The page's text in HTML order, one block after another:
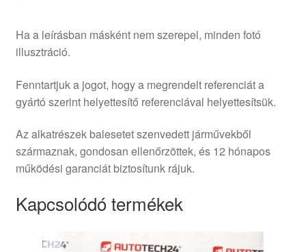
Ha a leírásban másként nem szerepel, minden fotó
illusztráció.
Fenntartjuk a jogot, hogy a megrendelt referenciát a
gyártó szerint helyettesítő referenciával helyettesítsük.
Az alkatrészek balesetet szenvedett járművekből
származnak, gondosan ellenőrzöttek, és 12 hónapos
működési garanciát biztosítunk rájuk.
Kapcsolódó termékek